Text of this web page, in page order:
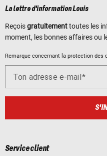
La lettre d'information Louis
Reçoisgratuitementtoutes les
moment, les bonnes affaires ou
Remarque concernant la protection des
Ton adresse e-mail
Service client